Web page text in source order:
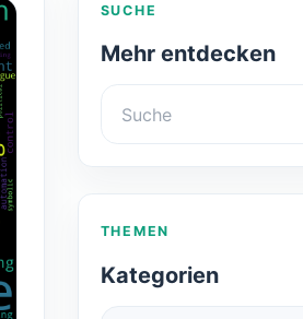
SUCHE
Mehr entdecken
THEMEN
Kategorien